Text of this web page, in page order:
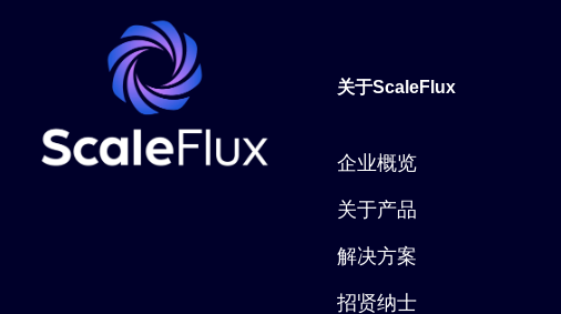
关于ScaleFlux
企业概览
关于产品
解决方案
招贤纳士